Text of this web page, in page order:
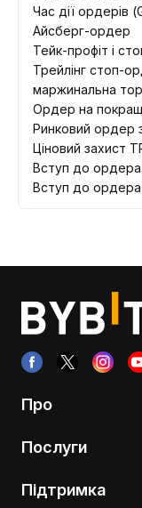
Час дії ордерів
Айсберг-ордер
Тейк-профіт і
Трейлінг стоп-
маржинальна
Ордер на
Ринковий ордер
Ціновий захист
Вступ до ордера
Вступ до ордера
Про
Послуги
Підтримка